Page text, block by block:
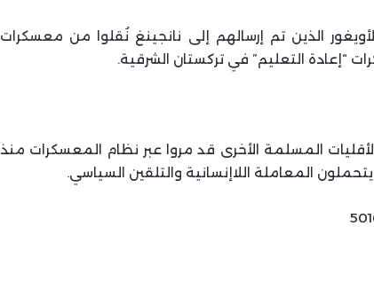
الذين تم إرسالهم إلى نانجينغ نُقلوا من معسكرات
“إعادة التعليم” في تركستان الشرقية.
الأويغور والأقليات المسلمة الأخرى قد مروا عبر نظام المعسكرات منذ